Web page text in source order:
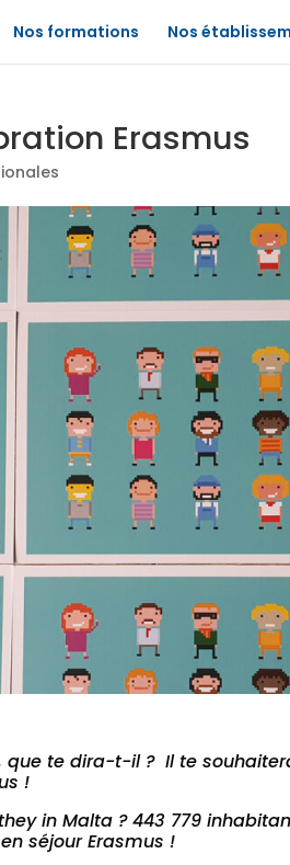
Nos formations Nos
Erasmus
que te dira-t-il ? Il te
!
in Malta ?443 779
séjour Erasmus !